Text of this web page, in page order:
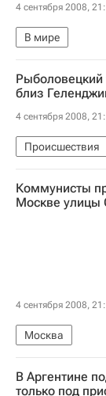
4 сентября 2008,
В мире
близ
4 сентября 2008,
Происшествия
Коммунисты
Москве улицы
4 сентября 2008,
Москва
В Аргентине
только под